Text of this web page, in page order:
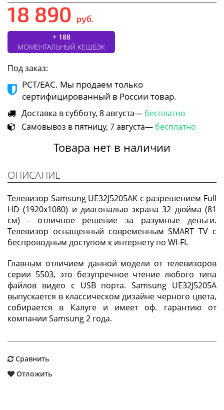
18 890 руб.
+ 188
МОМЕНТАЛЬНЫЙ КЕШБЭК
Под заказ:
РСТ/ЕАС. Мы продаем только
сертифицированный в России товар.
Доставка в субботу, 8 августа— бесплатно
Самовывоз в пятницу, 7 августа— бесплатно
Товара нет в наличии
ОПИСАНИЕ
Телевизор Samsung UE32J5205AK с разрешением Full
HD (1920x1080) и диагональю экрана 32 дюйма (81
см) - отличное решение за разумные деньги.
Телевизор оснащенный современным SMART TV с
беспроводным доступом к интернету по WI-FI.
Главным отличием данной модели от телевизоров
серии 5503, это безупречное чтение любого типа
файлов видео с USB порта. Samsung UE32J5205A
выпускается в классическом дизайне черного цвета,
собирается в Калуге и имеет оф. гарантию от
компании Samsung 2 года.
Сравнить
Отложить